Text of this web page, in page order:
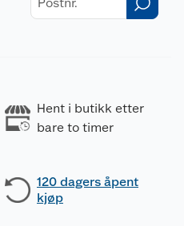
Hent i butikk etter
bare to timer
120 dagers åpent
kjøp